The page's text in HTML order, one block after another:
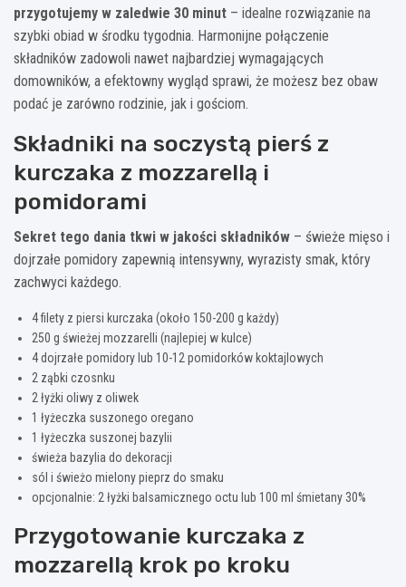
przygotujemy w zaledwie 30 minut – idealne rozwiązanie na
szybki obiad w środku tygodnia. Harmonijne połączenie
składników zadowoli nawet najbardziej wymagających
domowników, a efektowny wygląd sprawi, że możesz bez obaw
podać je zarówno rodzinie, jak i gościom.
Składniki na soczystą pierś z
kurczaka z mozzarellą i
pomidorami
Sekret tego dania tkwi w jakości składników – świeże mięso i
dojrzałe pomidory zapewnią intensywny, wyrazisty smak, który
zachwyci każdego.
4 filety z piersi kurczaka (około 150-200 g każdy)
250 g świeżej mozzarelli (najlepiej w kulce)
4 dojrzałe pomidory lub 10-12 pomidorków koktajlowych
2 ząbki czosnku
2 łyżki oliwy z oliwek
1 łyżeczka suszonego oregano
1 łyżeczka suszonej bazylii
świeża bazylia do dekoracji
sól i świeżo mielony pieprz do smaku
opcjonalnie: 2 łyżki balsamicznego octu lub 100 ml śmietany 30%
Przygotowanie kurczaka z
mozzarellą krok po kroku